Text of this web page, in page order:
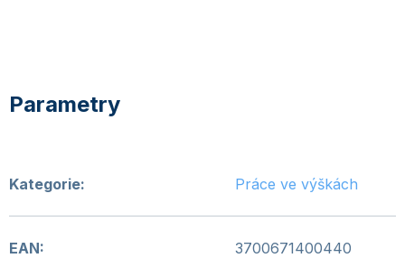
Kategorie: Práce ve výškách
EAN: 3700671400440